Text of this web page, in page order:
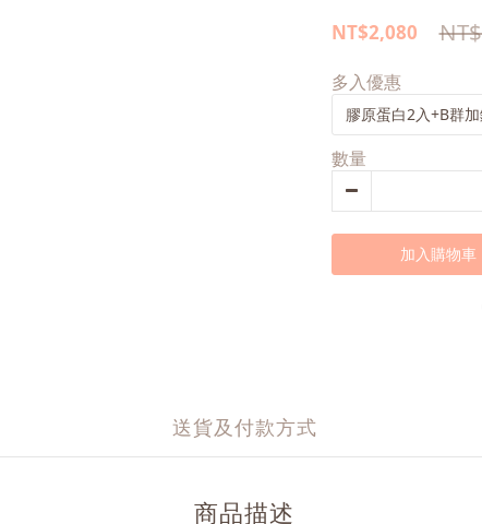
NT$2,080
多入優惠
數量
加入購物車
送貨及付款方式
商品描述